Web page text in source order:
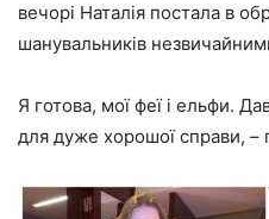
вечорі Наталія постала в
шанувальників
Я готова, мої феї і ельфи.
для дуже хорошої справи, –